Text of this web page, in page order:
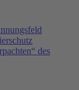
des